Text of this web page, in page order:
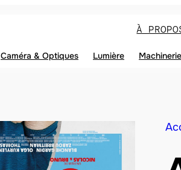
À
Caméra & Optiques Lumière Machinerie